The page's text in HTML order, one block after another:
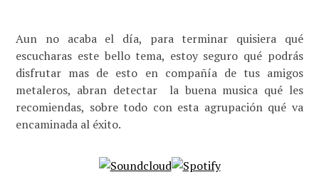
Aun no acaba el día, para terminar quisiera qué
escucharas este bello tema, estoy seguro qué podrás
disfrutar mas de esto en compañía de tus amigos
metaleros, abran detectar la buena musica qué les
recomiendas, sobre todo con esta agrupación qué va
encaminada al éxito.